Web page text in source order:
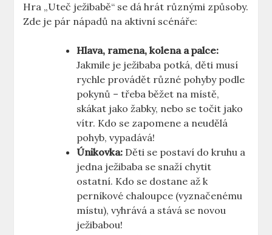
Hra „Uteč ježibabě“ se dá hrát různými způsoby.
Zde je pár nápadů na aktivní scénáře:
Hlava, ramena, kolena a palce:
Jakmile je ježibaba potká, děti musí
rychle provádět různé pohyby podle
pokynů – třeba běžet na místě,
skákat jako žabky, nebo se točit jako
vítr. Kdo se zapomene a neudělá
pohyb, vypadává!
Únikovka: Děti se postaví do kruhu a
jedna ježibaba se snaží chytit
ostatní. Kdo se dostane až k
perníkové chaloupce (vyznačenému
místu), vyhrává a stává se novou
ježibabou!